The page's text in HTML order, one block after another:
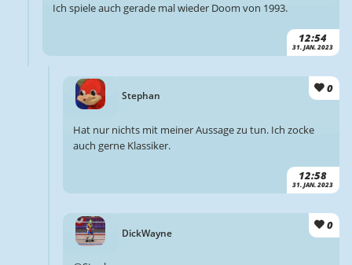
12:54
31. JAN. 2023
Ich spiele auch gerade mal wieder Doom von 1993.
Stephan
0
12:58
31. JAN. 2023
Hat nur nichts mit meiner Aussage zu tun. Ich zocke
auch gerne Klassiker.
DickWayne
0